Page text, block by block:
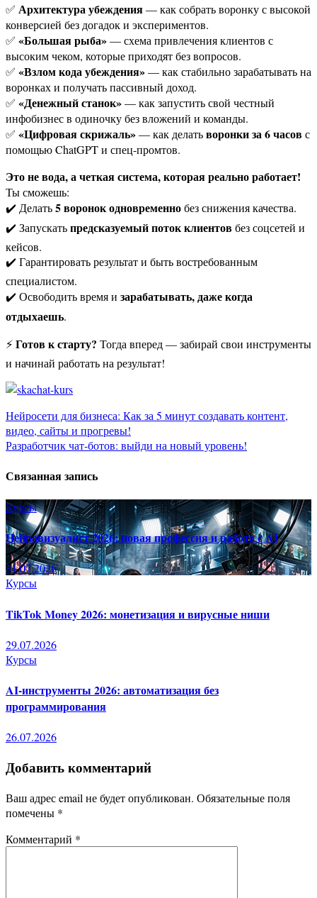
✅ Архитектура убеждения— как собрать воронку с высокой
конверсией без догадок и экспериментов.
✅ «Большая рыба»— схема привлечения клиентов с
высоким чеком, которые приходят без вопросов.
✅ «Взлом кода убеждения»— как стабильно зарабатывать на
воронках и получать пассивный доход.
✅ «Денежный станок»— как запустить свой честный
инфобизнес в одиночку без вложений и команды.
✅ «Цифровая скрижаль»— как делатьворонки за 6 часовс
помощью ChatGPT и спец-промтов.
Это не вода, а четкая система, которая реально работает!
Ты сможешь:
✔️ Делать5 воронок одновременнобез снижения качества.
✔️ Запускатьпредсказуемый поток клиентовбез соцсетей и
кейсов.
✔️ Гарантировать результат и быть востребованным
специалистом.
✔️ Освободить время и зарабатывать, даже когда
отдыхаешь.
⚡Готов к старту? Тогда вперед — забирай свои инструменты
и начинай работать на результат!
Навигация
по
записям
Нейросети для бизнеса: Как за 5 минут создавать контент,
видео, сайты и прогревы!
Разработчик чат-ботов: выйди на новый уровень!
Связанная запись
Курсы
Нейровизуалист 2026: новая профессия и работа с AI
31.07.2026
Курсы
TikTok Money 2026: монетизация и вирусные ниши
29.07.2026
Курсы
AI-инструменты 2026: автоматизация без
программирования
26.07.2026
Добавить комментарий
Ваш адрес email не будет опубликован. Обязательные поля
помечены *
Комментарий *